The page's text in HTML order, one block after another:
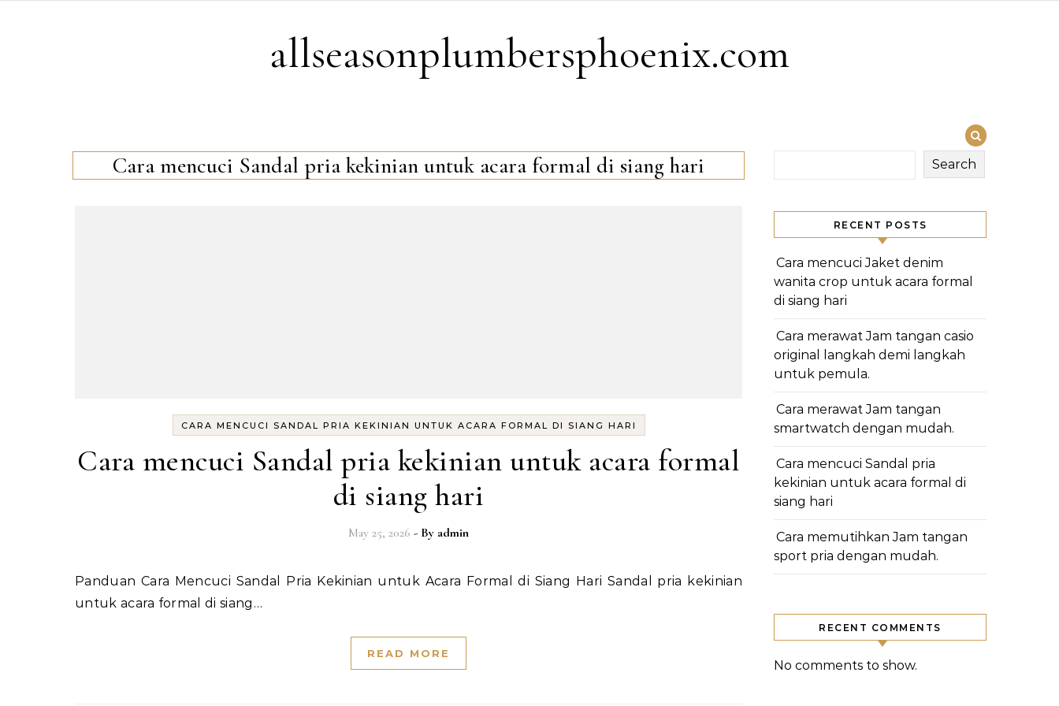
allseasonplumbersphoenix.com
Cara mencuci Sandal pria kekinian untuk acara formal di siang hari
CARA MENCUCI SANDAL PRIA KEKINIAN UNTUK ACARA FORMAL DI SIANG HARI
Cara mencuci Sandal pria kekinian untuk acara formal
di siang hari
May 25, 2026 - By admin
Panduan Cara Mencuci Sandal Pria Kekinian untuk Acara Formal di Siang Hari Sandal pria kekinian
untuk acara formal di siang…
READ MORE
Search
RECENT POSTS
Cara mencuci Jaket denim
wanita crop untuk acara formal
di siang hari
Cara merawat Jam tangan casio
original langkah demi langkah
untuk pemula.
Cara merawat Jam tangan
smartwatch dengan mudah.
Cara mencuci Sandal pria
kekinian untuk acara formal di
siang hari
Cara memutihkan Jam tangan
sport pria dengan mudah.
RECENT COMMENTS
No comments to show.